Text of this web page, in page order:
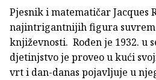
Pjesnik i matematičar Jacques
najintrigantnijih figura
književnosti. Rođen je 1932. u
djetinjstvo je proveo u kući
vrt i dan-danas pojavljuje u